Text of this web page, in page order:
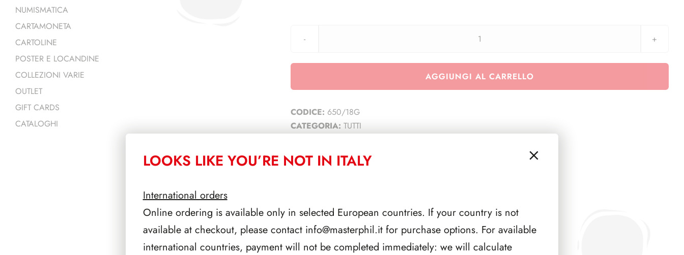
2018
San
AGGIUNGI AL CARRELLO
CODICE: 650/18G
CATEGORIA: TUTTI
NUMISMATICA
CARTAMONETA
CARTOLINE
POSTER E LOCANDINE
COLLEZIONI VARIE
OUTLET
GIFT CARDS
CATALOGHI
LOOKS LIKE YOU’RE NOT IN ITALY
International orders
Online ordering is available only in selected European countries. If your country is not
available at checkout, please contact info@masterphil.itfor purchase options. For available
international countries, payment will not be completed immediately: we will calculate